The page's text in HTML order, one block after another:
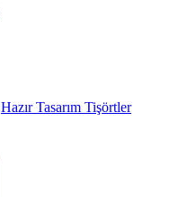
Hazır Tasarım Tişörtler